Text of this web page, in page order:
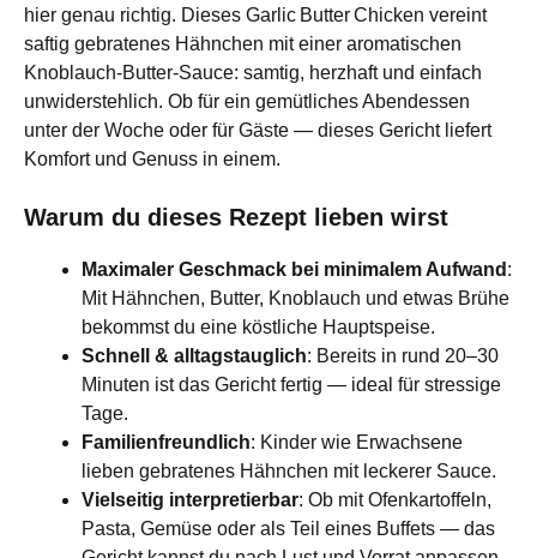
hier genau richtig. Dieses Garlic Butter Chicken vereint
saftig gebratenes Hähnchen mit einer aromatischen
Knoblauch‑Butter‑Sauce: samtig, herzhaft und einfach
unwiderstehlich. Ob für ein gemütliches Abendessen
unter der Woche oder für Gäste — dieses Gericht liefert
Komfort und Genuss in einem.
Warum du dieses Rezept lieben wirst
Maximaler Geschmack bei minimalem Aufwand :
Mit Hähnchen, Butter, Knoblauch und etwas Brühe
bekommst du eine köstliche Hauptspeise.
Schnell & alltagstauglich: Bereits in rund 20–30
Minuten ist das Gericht fertig — ideal für stressige
Tage.
Familienfreundlich: Kinder wie Erwachsene
lieben gebratenes Hähnchen mit leckerer Sauce.
Vielseitig interpretierbar: Ob mit Ofenkartoffeln,
Pasta, Gemüse oder als Teil eines Buffets — das